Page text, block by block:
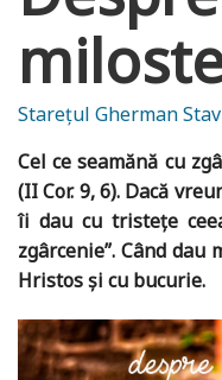
Starețul Gherman
Cel ce seamănă cu
(II Cor. 9, 6). Dacă
îi dau cu tristeţe
zgârcenie”. Când
Hristos şi cu bucurie.